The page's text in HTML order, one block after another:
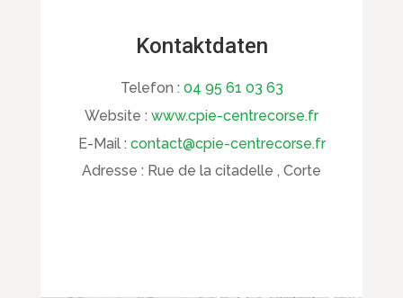
Kontaktdaten
Telefon : 04 95 61 03 63
Website : www.cpie-centrecorse.fr
E-Mail : contact@cpie-centrecorse.fr
Adresse : Rue de la citadelle , Corte